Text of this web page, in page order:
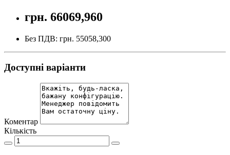
грн. 66069,960
Без ПДВ: грн. 55058,300
Доступні варіанти
Коментар
Кількість